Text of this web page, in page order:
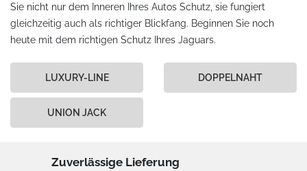
Sie nicht nur dem Inneren Ihres Autos Schutz, sie fungiert
gleichzeitig auch als richtiger Blickfang. Beginnen Sie noch
heute mit dem richtigen Schutz Ihres Jaguars.
LUXURY-LINE DOPPELNAHT
UNION JACK
Zuverlässige Lieferung